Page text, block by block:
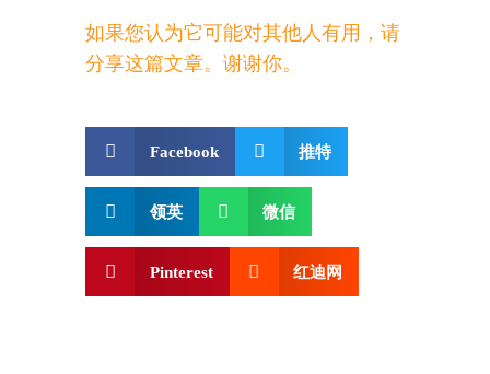
如果您认为它可能对其他人有用，请
分享这篇文章。谢谢你。
Facebook 推特
领英 微信
Pinterest 红迪网